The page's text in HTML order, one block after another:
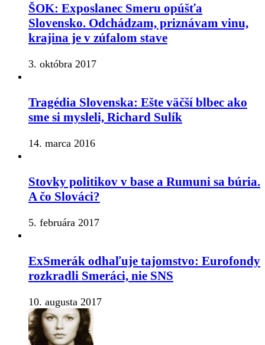
ŠOK: Exposlanec Smeru opúšťa
Slovensko. Odchádzam, priznávam vinu,
krajina je v zúfalom stave
3. októbra 2017
Tragédia Slovenska: Ešte väčší blbec ako
sme si mysleli, Richard Sulík
14. marca 2016
Stovky politikov v base a Rumuni sa búria.
A čo Slováci?
5. februára 2017
ExSmerák odhaľuje tajomstvo: Eurofondy
rozkradli Smeráci, nie SNS
10. augusta 2017